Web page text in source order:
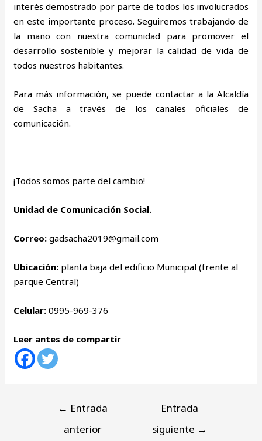
interés demostrado por parte de todos los involucrados
en este importante proceso. Seguiremos trabajando de
la mano con nuestra comunidad para promover el
desarrollo sostenible y mejorar la calidad de vida de
todos nuestros habitantes.
Para más información, se puede contactar a la Alcaldía
de Sacha a través de los canales oficiales de
comunicación.
¡Todos somos parte del cambio!
Unidad de Comunicación Social.
Correo: gadsacha2019@gmail.com
Ubicación: planta baja del edificio Municipal (frente al
parque Central)
Celular:0995-969-376
Leer antes de compartir
← Entrada
anterior
Entrada
siguiente →